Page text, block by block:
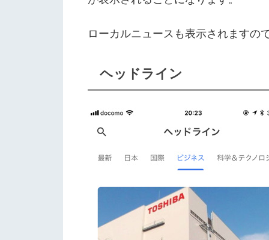
ローカルニュースも表示されますの
ヘッドライン